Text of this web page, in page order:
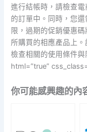
進行結帳時，請檢查
的訂單中。同時，您
限，過期的促銷優惠
所購買的相應產品上
檢查相關的使用條件
html=”true”
你可能感興趣的內